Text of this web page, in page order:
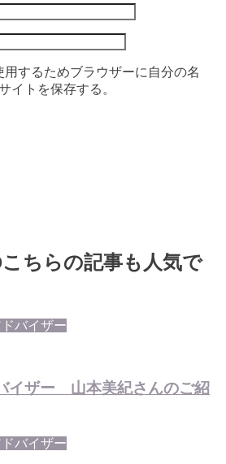
するためブラウザーに自分の名
イトを保存する。
こちらの記事も人気で
バイザー
イザー 山本美紀さんのご紹
バイザー